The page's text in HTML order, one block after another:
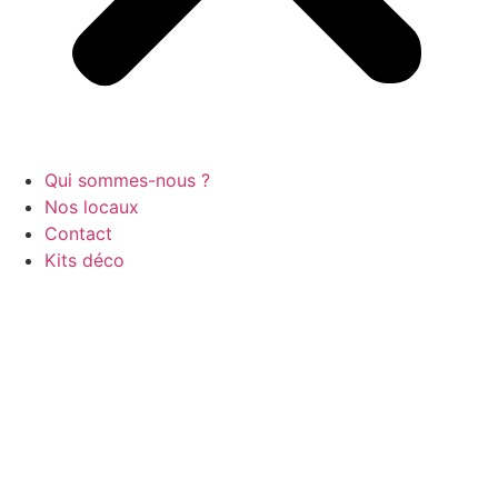
Qui sommes-nous ?
Nos locaux
Contact
Kits déco